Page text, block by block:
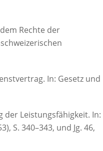
Rechte der
In: Gesetz und
der Leistungsfähigkeit. In:
S. 340–343, und Jg. 46,